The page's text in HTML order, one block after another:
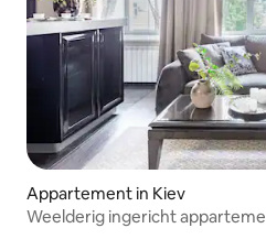
Appartement in Kiev
Weelderig ingericht